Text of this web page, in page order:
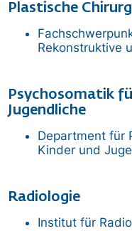
Plastische
Rekonstruktive
Psychosomatik
Jugendliche
Department für
Kinder und
Radiologie
Institut für